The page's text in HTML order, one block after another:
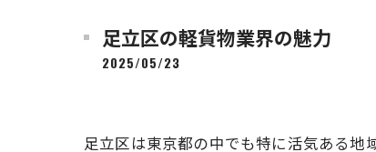
足立区の軽貨物業界の魅力
2025/05/23
足立区は東京都の中でも特に活気ある地